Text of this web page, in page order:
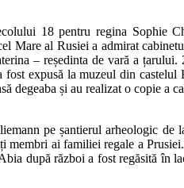
18 pentru regina Sophie
Mare al Rusiei a admirat
– reședinta de vară a
expusă la muzeul din
degeaba și au realizat o copie
pe șantierul arheologic
ai familiei regale a
după război a fost regăsită în